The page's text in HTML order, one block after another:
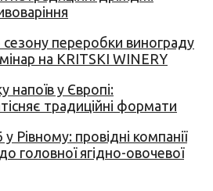
сезону переробки винограду
на KRITSKI WINERY
напоїв у Європі:
традиційні формати
Рівному: провідні компанії
головної ягідно-овочевої